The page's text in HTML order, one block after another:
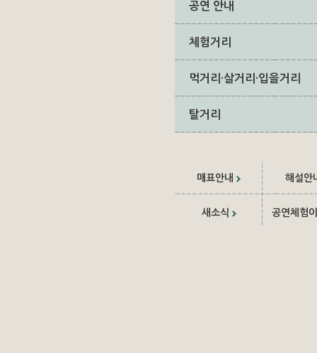
공연 안내
체험거리
먹거리·살거리·입을거리
탈거리
매표안내 해설안
새소식 공연체험